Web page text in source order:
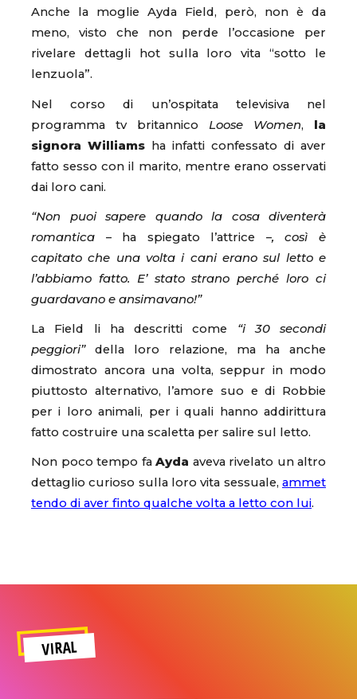
Anche la moglie Ayda Field, però, non è da
meno, visto che non perde l’occasione per
rivelare dettagli hot sulla loro vita “sotto le
lenzuola”.
Nel corso di un’ospitata televisiva nel
programma tv britannico Loose Women, la
signora Williams ha infatti confessato di aver
fatto sesso con il marito, mentre erano osservati
dai loro cani.
“Non puoi sapere quando la cosa diventerà
romantica – ha spiegato l’attrice –, così è
capitato che una volta i cani erano sul letto e
l’abbiamo fatto. E’ stato strano perché loro ci
guardavano e ansimavano!”
La Field li ha descritti come “i 30 secondi
peggiori”della loro relazione, ma ha anche
dimostrato ancora una volta, seppur in modo
piuttosto alternativo, l’amore suo e di Robbie
per i loro animali, per i quali hanno addirittura
fatto costruire una scaletta per salire sul letto.
Non poco tempo fa Ayda aveva rivelato un altro
dettaglio curioso sulla loro vita sessuale, ammet
tendo di aver finto qualche volta a letto con lui.
VIRAL